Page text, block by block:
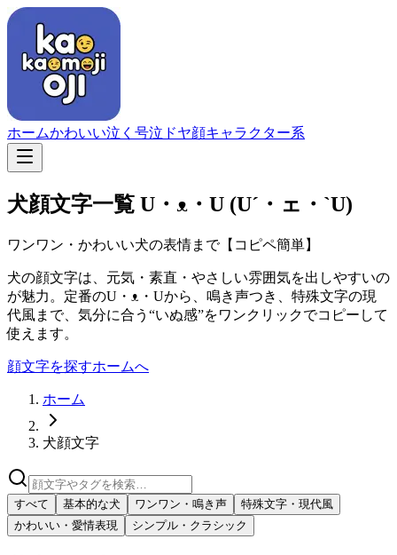
ホームかわいい泣く 号泣 ドヤ顔キャラクター系
犬顔文字一覧 U・ᴥ・U (U´・ェ・`U)
ワンワン・かわいい犬の表情まで【コピペ簡単】
犬の顔文字は、元気・素直・やさしい雰囲気を出しやすいの
が魅力。定番のU・ᴥ・Uから、鳴き声つき、特殊文字の現
代風まで、気分に合う“いぬ感”をワンクリックでコピーして
使えます。
顔文字を探すホームへ
ホーム
犬顔文字
すべて 基本的な犬 ワンワン・鳴き声
特殊文字・現代風
かわいい・愛情表現
シンプル・クラシック